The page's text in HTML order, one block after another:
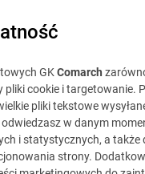
GKComarch
pliki cookie i targetowanie.
pliki tekstowe
w danym
i statystycznych, a także
strony.